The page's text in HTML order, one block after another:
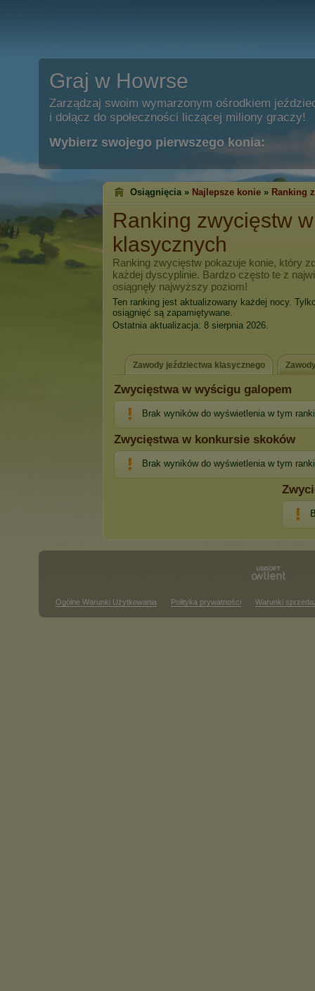
Graj w Howrse
Zarządzaj swoim wymarzonym ośrodkiem
i dołącz do społeczności liczącej miliony graczy!
Wybierz swojego pierwszego konia:
Osiągnięcia » Najlepsze konie » Ranking
Ranking zwycięstw
klasycznych
Ranking zwycięstw pokazuje konie, który
każdej dyscyplinie. Bardzo często te z
osiągnęły najwyższy poziom!
Ten ranking jest aktualizowany każdej nocy.
osiągnięć są zapamiętywane.
Ostatnia aktualizacja: 8 sierpnia 2026.
Zawody jeździectwa klasycznego
Zwycięstwa w wyścigu galopem
Brak wyników do wyświetlenia w tym
Zwycięstwa w konkursie skoków
Brak wyników do wyświetlenia w tym
Ogólne Warunki Użytkowania Polityka prywatności Warunki